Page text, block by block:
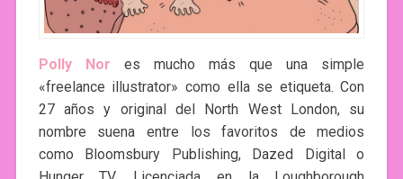
Polly Nor es mucho más que una simple
«freelance illustrator» como ella se etiqueta. Con
27 años y original del North West London, su
nombre suena entre los favoritos de medios
como Bloomsbury Publishing, Dazed Digital o